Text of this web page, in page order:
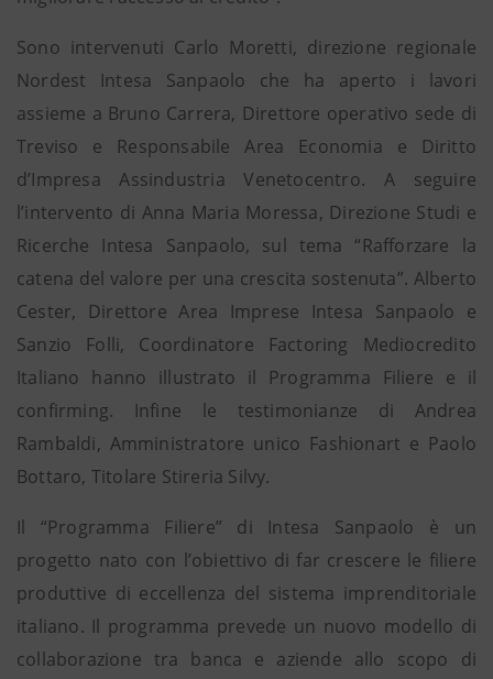
Sono intervenuti Carlo Moretti, direzione regionale
Nordest Intesa Sanpaolo che ha aperto i lavori
assieme a Bruno Carrera, Direttore operativo sede di
Treviso e Responsabile Area Economia e Diritto
d’Impresa Assindustria Venetocentro. A seguire
l’intervento di Anna Maria Moressa, Direzione Studi e
Ricerche Intesa Sanpaolo, sul tema “Rafforzare la
catena del valore per una crescita sostenuta”. Alberto
Cester, Direttore Area Imprese Intesa Sanpaolo e
Sanzio Folli, Coordinatore Factoring Mediocredito
Italiano hanno illustrato il Programma Filiere e il
confirming. Infine le testimonianze di Andrea
Rambaldi, Amministratore unico Fashionart e Paolo
Bottaro, Titolare Stireria Silvy.
Il “Programma Filiere” di Intesa Sanpaolo è un
progetto nato con l’obiettivo di far crescere le filiere
produttive di eccellenza del sistema imprenditoriale
italiano. Il programma prevede un nuovo modello di
collaborazione tra banca e aziende allo scopo di